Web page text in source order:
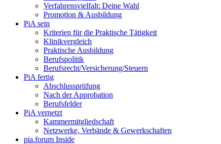
Verfahrensvielfalt: Deine Wahl
Promotion & Ausbildung
PiA sein
Kriterien für die Praktische Tätigkeit
Klinikvergleich
Praktische Ausbildung
Berufspolitik
Berufsrecht/Versicherung/Steuern
PiA fertig
Abschlussprüfung
Nach der Approbation
Berufsfelder
PiA vernetzt
Kammermitgliedschaft
Netzwerke, Verbände & Gewerkschaften
pia.forum Inside